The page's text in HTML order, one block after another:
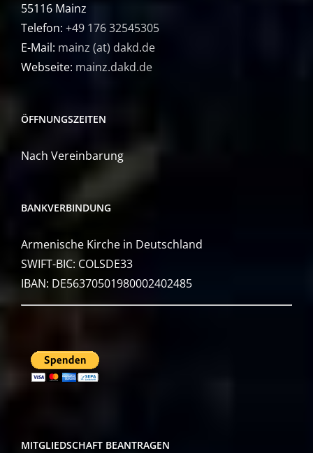
55116 Mainz
Telefon: +49 176 32545305
E-Mail: mainz (at) dakd.de
Webseite: mainz.dakd.de
ÖFFNUNGSZEITEN
Nach Vereinbarung
BANKVERBINDUNG
Armenische Kirche in Deutschland
SWIFT-BIC: COLSDE33
IBAN: DE56370501980002402485
MITGLIEDSCHAFT BEANTRAGEN